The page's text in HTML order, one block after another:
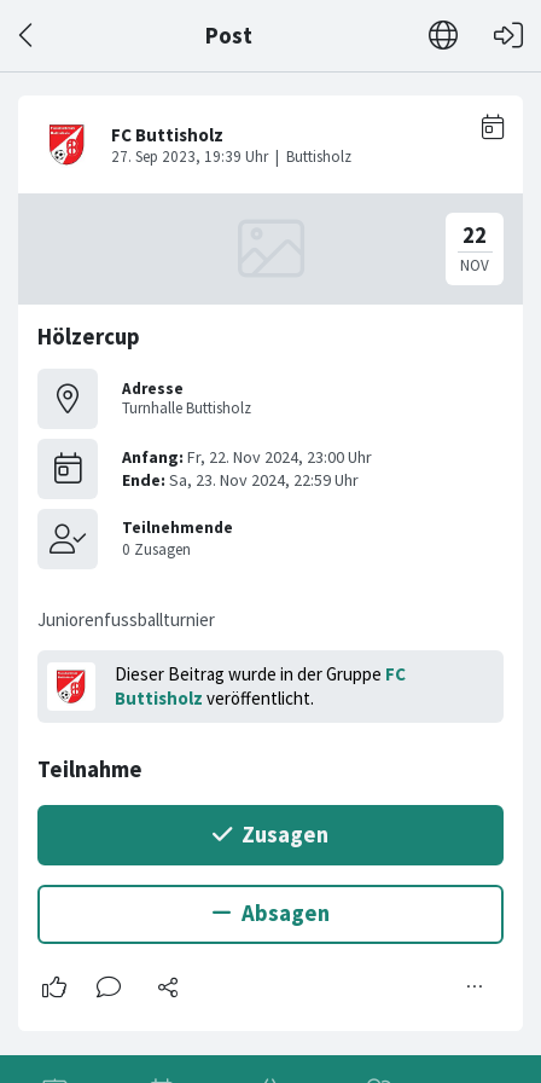
Post
Hölzercup
Adresse
Turnhalle Buttisholz
Juniorenfussballturnier
Dieser Beitrag wurde in der Gruppe FC
Buttisholz veröffentlicht.